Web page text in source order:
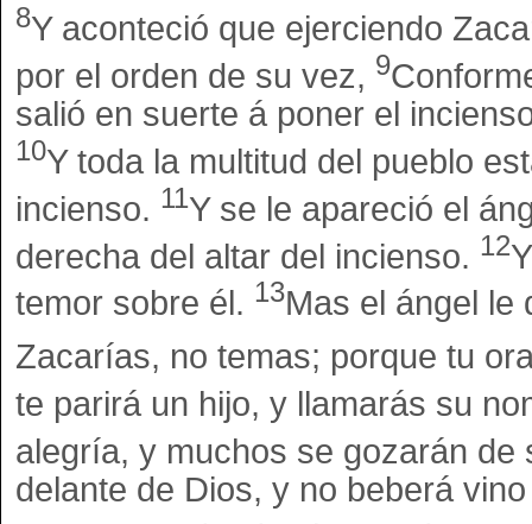
8Y aconteció que ejerciendo
por el orden de su vez, 9
salió en suerte á poner el
10Y toda la multitud del pueblo
incienso. 11Y se le apareció el
derecha del altar del incienso. 12
temor sobre él. 13Mas el ángel le
Zacarías, no temas; porque tu
te parirá un hijo, y llamarás su
alegría, y muchos se gozarán
delante de Dios, y no beberá